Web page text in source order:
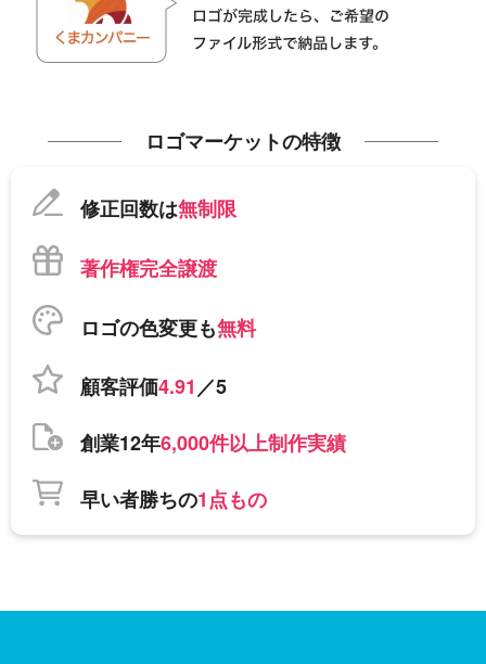
ロゴマーケットの特徴
修正回数は無制限
著作権完全譲渡
ロゴの色変更も無料
顧客評価4.91／5
創業12年6,000件以上制作実績
早い者勝ちの1点もの